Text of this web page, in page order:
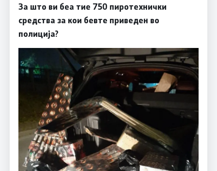
За што ви беа тие 750 пиротехнички
средства за кои бевте приведен во
полиција?